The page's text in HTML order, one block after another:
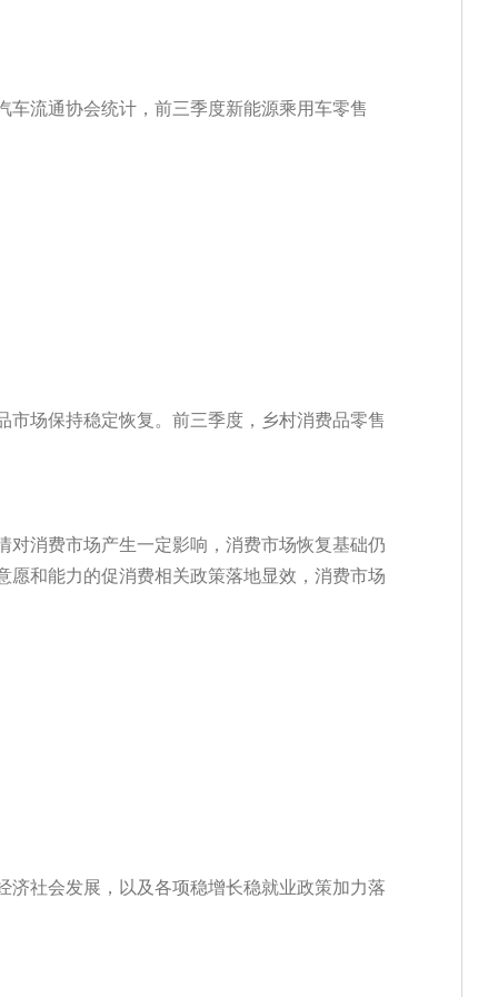
流通协会统计，前三季度新能源乘用车零售
场保持稳定恢复。前三季度，乡村消费品零售
消费市场产生一定影响，消费市场恢复基础仍
和能力的促消费相关政策落地显效，消费市场
社会发展，以及各项稳增长稳就业政策加力落